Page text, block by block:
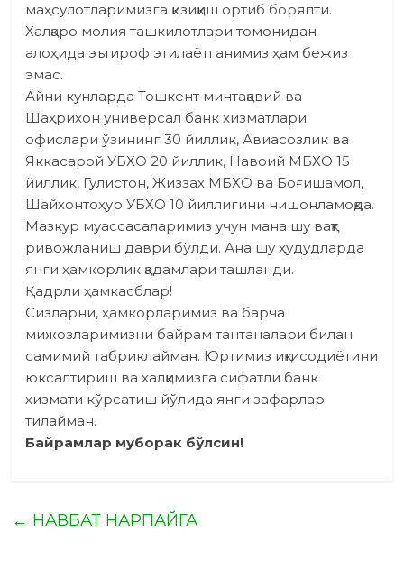
маҳсулотларимизга қизиқиш ортиб боряпти.
Халқаро молия ташкилотлари томонидан
алоҳида эътироф этилаётганимиз ҳам бежиз
эмас.
Айни кунларда Тошкент минтақавий ва
Шаҳрихон универсал банк хизматлари
офислари ўзининг 30 йиллик, Авиасозлик ва
Яккасарой УБХО 20 йиллик, Навоий МБХО 15
йиллик, Гулистон, Жиззах МБХО ва Боғишамол,
Шайхонтоҳур УБХО 10 йиллигини нишонламоқда.
Мазкур муассасаларимиз учун мана шу вақт
ривожланиш даври бўлди. Ана шу ҳудудларда
янги ҳамкорлик қадамлари ташланди.
Қадрли ҳамкасблар!
Сизларни, ҳамкорларимиз ва барча
мижозларимизни байрам тантаналари билан
самимий табриклайман. Юртимиз иқтисодиётини
юксалтириш ва халқимизга сифатли банк
хизмати кўрсатиш йўлида янги зафарлар
тилайман.
Байрамлар муборак бўлсин!
← НАВБАТ НАРПАЙГА